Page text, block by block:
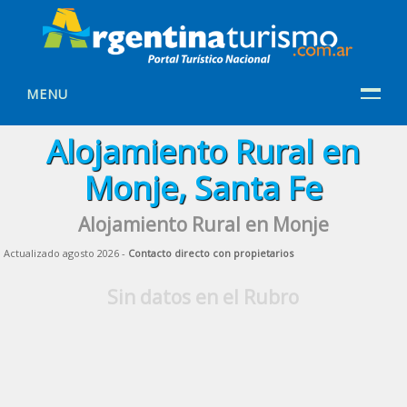
MENU
Alojamiento Rural en
Monje, Santa Fe
Alojamiento Rural en Monje
Actualizado agosto 2026 - Contacto directo con propietarios
Sin datos en el Rubro